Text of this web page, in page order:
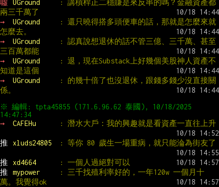
噓
UGround
: 講槓桿正二穩賺是來反串的嗎？金融資產都
兩三千萬了
→
UGround
: 還只曉得搭多頭便車的話，那就是怎麼來就
怎麼去。
→
UGround
: 認真說想退休的話不管三億、三千萬、甚至
三百萬都能
→
UGround
: 退，現在Substack上好幾個美股神人資產不
知道是這個
→
UGround
: 的幾十倍了也沒退休，跟錢多錢少沒直接關
係。
※ 編輯: tpta45855 (171.6.96.62 泰國), 10/18/2025
→
CAFEHu : 潛水大戶：我的興趣就是看資產一直往上升
推 xluds24805 : 等你 80 歲生一場重病，就只能淪為街友了
推 xd4664
: 一個人過絕對可以
推
mypower
: 三千找殖利率好的，一年120w 一個月十
萬。我覺得ok